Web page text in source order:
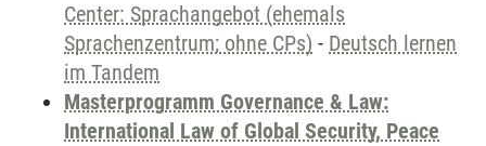
Center: Sprachangebot (ehemals
Sprachenzentrum; ohne CPs) - Deutsch lernen
im Tandem
Masterprogramm Governance & Law:
International Law of Global Security, Peace